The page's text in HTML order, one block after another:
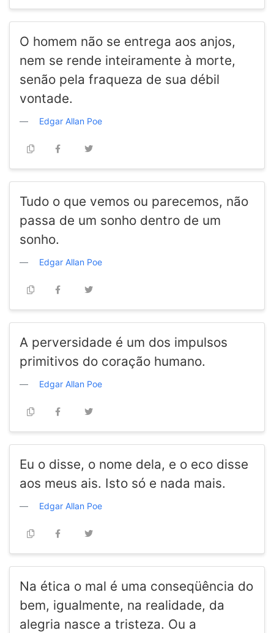
O homem não se entrega aos anjos,
nem se rende inteiramente à morte,
senão pela fraqueza de sua débil
vontade.
Edgar Allan Poe
Tudo o que vemos ou parecemos, não
passa de um sonho dentro de um
sonho.
Edgar Allan Poe
A perversidade é um dos impulsos
primitivos do coração humano.
Edgar Allan Poe
Eu o disse, o nome dela, e o eco disse
aos meus ais. Isto só e nada mais.
Edgar Allan Poe
Na ética o mal é uma conseqüência do
bem, igualmente, na realidade, da
alegria nasce a tristeza. Ou a